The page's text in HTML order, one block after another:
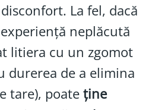
La fel, dacă
neplăcută
litiera cu un zgomot
durerea de a elimina
tare), poateține